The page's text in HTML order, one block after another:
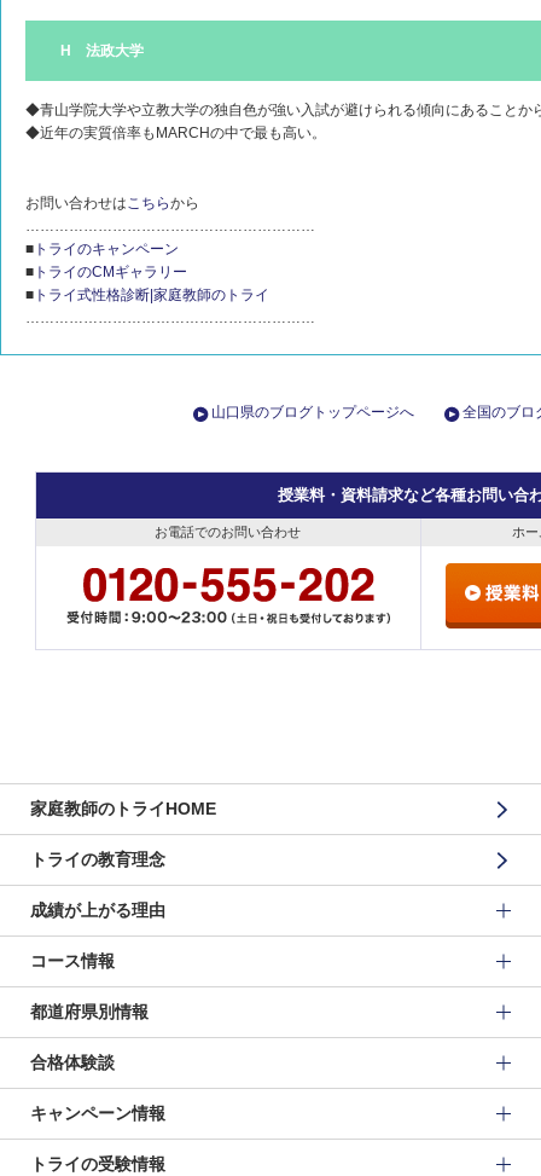
H 法政大学
◆青山学院大学や立教大学の独自色が強い入試が避けられる傾向にあることか
◆近年の実質倍率もMARCHの中で最も高い。
お問い合わせはこちらから
……………………………………………………
■ トライのキャンペーン
■ トライのCMギャラリー
■ トライ式性格診断|家庭教師のトライ
……………………………………………………
山口県のブログトップページへ 全国のブロ
授業料・資料請求など各種お問い合
お電話でのお問い合わせ ホ
家庭教師のトライHOME
トライの教育理念
成績が上がる理由
コース情報
都道府県別情報
合格体験談
キャンペーン情報
トライの受験情報